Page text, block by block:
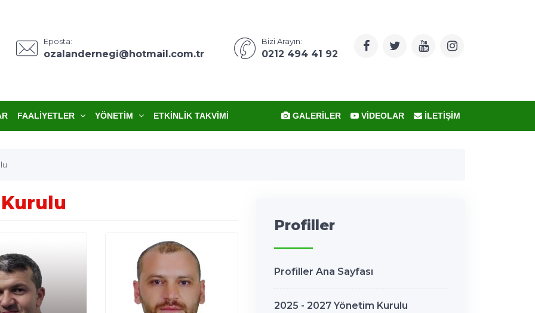
Eposta:
ozalandernegi@hotmail.com.tr
Bizi Arayın:
0212 494 41 92
FAALIYETLER YÖNETIM ETKINLIK TAKVIMI GALERILER VIDEOLAR İLETIŞIM
Profiller
Profiller Ana Sayfası
2025 - 2027 Yönetim Kurulu